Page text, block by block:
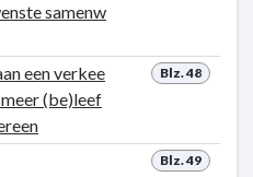
samenw
Blz. 48
een verkee
(be)leef
Blz. 49